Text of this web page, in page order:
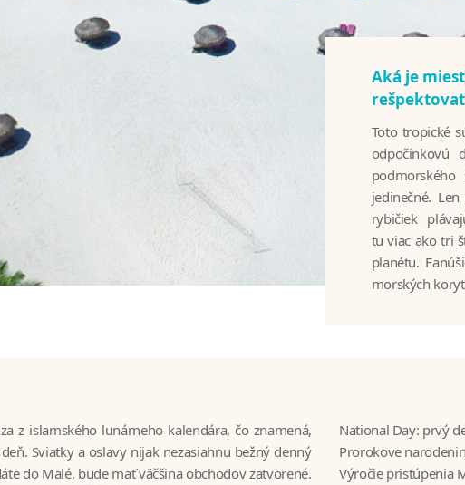
Aká je
Toto tropické
odpočinkovú
jedinečné.
rybičiek
tu viac ako tri
planétu.
morských
z islamského lunárneho kalendára, čo znamená,
Sviatky a oslavy nijak nezasiahnu bežný denný
do Malé, bude mať väčšina obchodov zatvorené.
National Day: prvý
Prorokove
Výročie pristúpenia